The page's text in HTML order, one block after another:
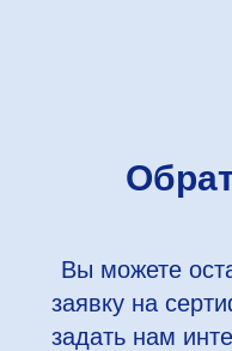
Вы можете
заявку на
задать нам